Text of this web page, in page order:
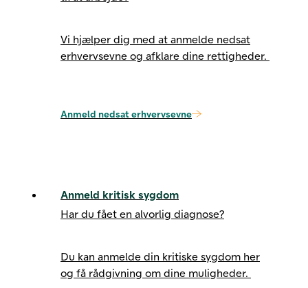
Vi hjælper dig med at anmelde nedsat
erhvervsevne og afklare dine rettigheder.
Anmeld nedsat erhvervsevne
Anmeld kritisk sygdom
Har du fået en alvorlig diagnose?
Du kan anmelde din kritiske sygdom her
og få rådgivning om dine muligheder.